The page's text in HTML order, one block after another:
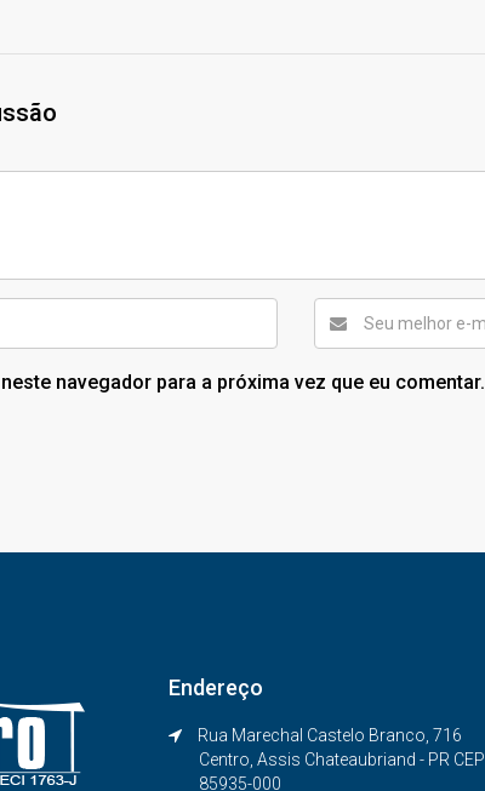
navegador para a próxima vez que eu comentar.
Endereço
Rua Marechal Castelo Branco, 716
Centro, Assis Chateaubriand - PR CEP
85935-000